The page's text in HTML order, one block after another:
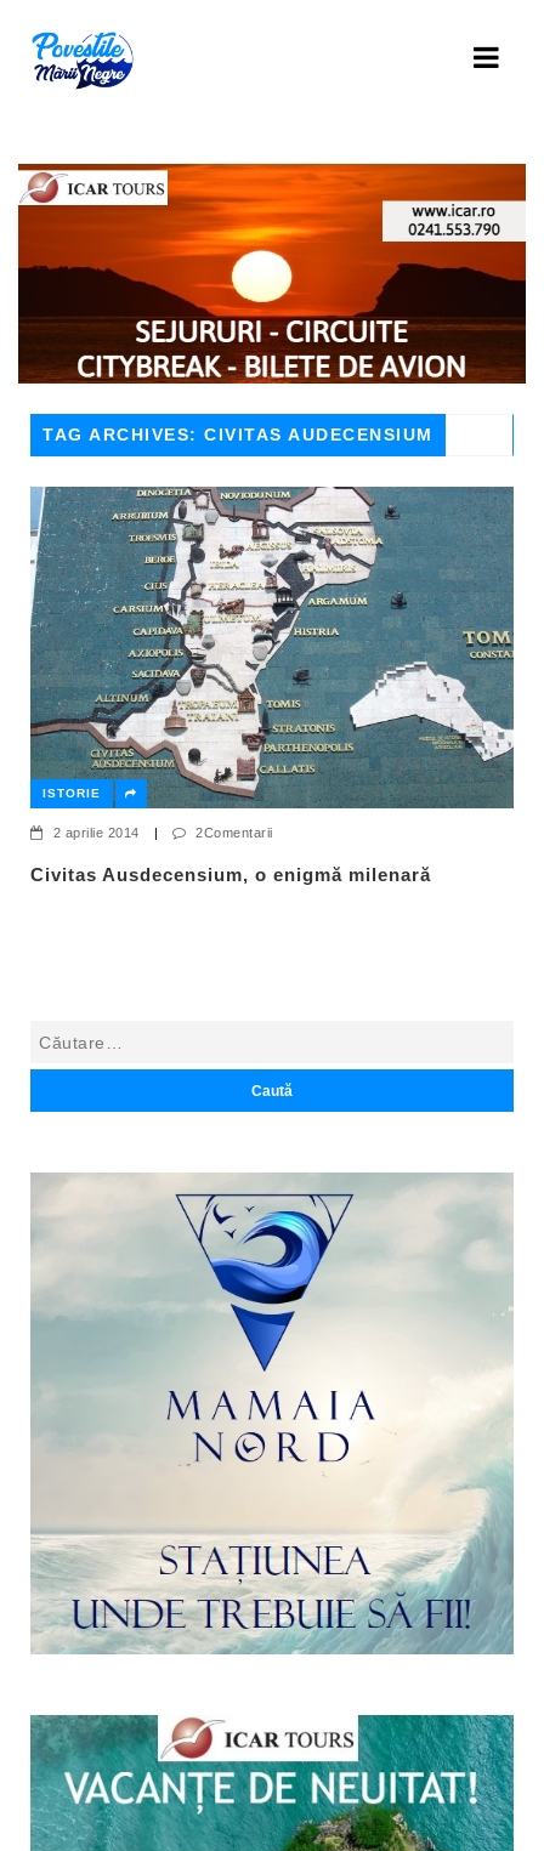
TAG ARCHIVES: CIVITAS AUDECENSIUM
ISTORIE
2 aprilie 2014 2Comentarii
Civitas Ausdecensium, o enigmă milenară